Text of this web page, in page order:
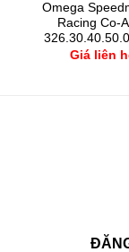
Omega
Racing Co-
Giá liên